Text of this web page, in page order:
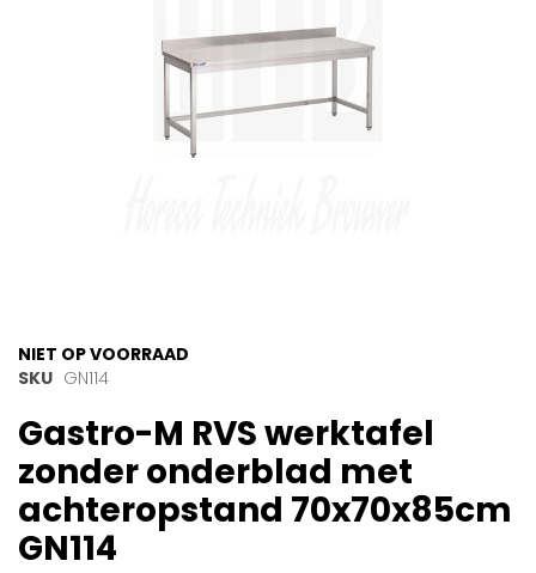
Ga
naar
begin
van
de
afbeeldingen-
gallerij
NIET OP VOORRAAD
SKU GN114
Gastro-M RVS werktafel
zonder onderblad met
achteropstand 70x70x85cm
GN114